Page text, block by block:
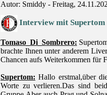
Autor: Smiddy - Freitag,
Interview mit Supertom
Tomaso_Di_Sombrero:
brachte Ihnen unter anderem
Chancen aufs Weiterkommen für
Supertom: Hallo erstmal,über
Worte zu verlieren.Das sind